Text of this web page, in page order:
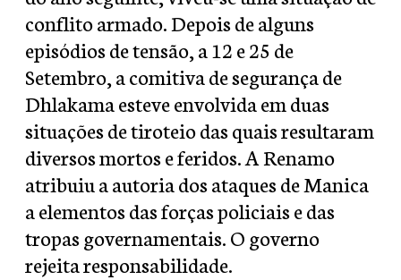
conflito armado. Depois de alguns
episódios de tensão, a 12 e 25 de
Setembro, a comitiva de segurança de
Dhlakama esteve envolvida em duas
situações de tiroteio das quais resultaram
diversos mortos e feridos. A Renamo
atribuiu a autoria dos ataques de Manica
a elementos das forças policiais e das
tropas governamentais. O governo
rejeita responsabilidade.